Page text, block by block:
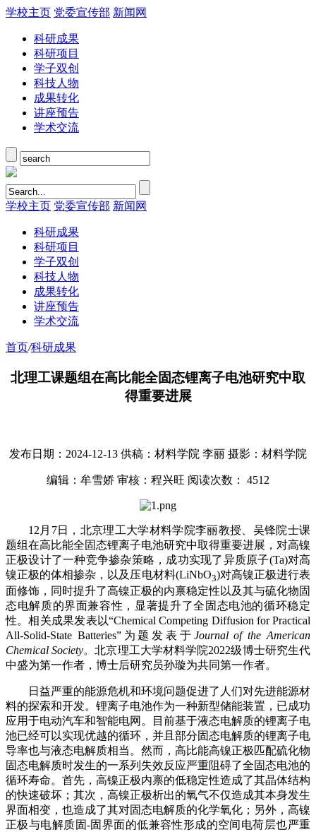
学校主页 党委宣传部 新闻网
科研成果
科研项目
学子双创
科技人物
成果转化
讲座预告
学术交流
学校主页 党委宣传部 新闻网
科研成果
科研项目
学子双创
科技人物
成果转化
讲座预告
学术交流
首页/科研成果
北理工课题组在高比能全固态锂离子电池研究中取
得重要进展
发布日期：2024-12-13 供稿：材料学院 李丽 摄影：材料学院
编辑：牟雪娇 审核：程兴旺 阅读次数： 4512
12月7日，北京理工大学材料学院李丽教授、吴锋院士课
题组在高比能全固态锂离子电池研究中取得重要进展，对高镍
正极设计了一种竞争掺杂策略，成功实现了异质原子(Ta)对高
镍正极的体相掺杂，以及压电材料(LiNbO3)对高镍正极进行表
面修饰，同时提升了高镍正极的内禀稳定性以及其与硫化物固
态电解质的界面兼容性，显著提升了全固态电池的循环稳定
性。相关成果发表以“Chemical Competing Diffusion for Practical
All-Solid-State Batteries”为题发表于 Journal of the American
Chemical Society。北京理工大学材料学院2022级博士研究生代
中盛为第一作者，博士后研究员孙璇为共同第一作者。
日益严重的能源危机和环境问题促进了人们对先进能源材
料的探索和开发。锂离子电池作为一种新型储能装置，已成功
应用于电动汽车和智能电网。目前基于液态电解质的锂离子电
池已经可以实现优越的循环，并且部分固态电解质的锂离子电
导率也与液态电解质相当。然而，高比能高镍正极匹配硫化物
固态电解质时发生的一系列失效反应严重阻碍了全固态电池的
循环寿命。首先，高镍正极内禀的低稳定性造成了其晶体结构
的快速破坏；其次，高镍正极析出的氧气不仅造成其本身发生
界面相变，也造成了其对固态电解质的化学氧化；另外，高镍
正极与电解质固-固界面的低兼容性形成的空间电荷层也严重